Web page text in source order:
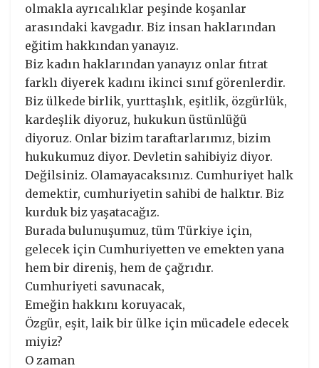
olmakla ayrıcalıklar peşinde koşanlar
arasındaki kavgadır. Biz insan haklarından
eğitim hakkından yanayız.
Biz kadın haklarından yanayız onlar fıtrat
farklı diyerek kadını ikinci sınıf görenlerdir.
Biz ülkede birlik, yurttaşlık, eşitlik, özgürlük,
kardeşlik diyoruz, hukukun üstünlüğü
diyoruz. Onlar bizim taraftarlarımız, bizim
hukukumuz diyor. Devletin sahibiyiz diyor.
Değilsiniz. Olamayacaksınız. Cumhuriyet halk
demektir, cumhuriyetin sahibi de halktır. Biz
kurduk biz yaşatacağız.
Burada bulunuşumuz, tüm Türkiye için,
gelecek için Cumhuriyetten ve emekten yana
hem bir direniş, hem de çağrıdır.
Cumhuriyeti savunacak,
Emeğin hakkını koruyacak,
Özgür, eşit, laik bir ülke için mücadele edecek
miyiz?
O zaman